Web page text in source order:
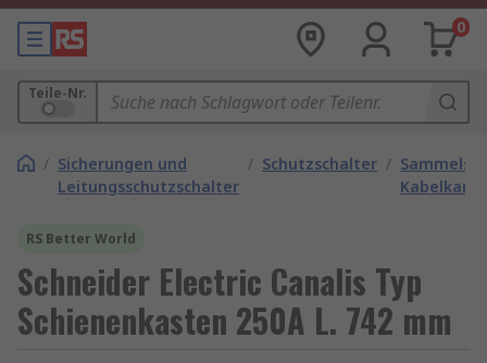
0
Teile-Nr.
/ Sicherungen und
Leitungsschutzschalter
/ Schutzschalter /
Kabelkanal
RS Better World
Schneider Electric Canalis Typ
Schienenkasten 250A L. 742 mm